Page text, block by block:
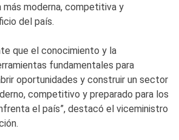
moderna, competitiva y
del país.
que el conocimiento y la
fundamentales para
oportunidades y construir un sector
competitivo y preparado para los
el país”, destacó el viceministro